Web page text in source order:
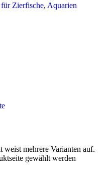
Zierfische, Aquarien
weist mehrere Varianten auf.
gewählt werden